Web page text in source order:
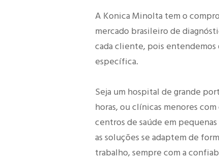
A Konica Minolta tem o
mercado brasileiro de
cada cliente, pois
específica.
Seja um hospital de grande
horas, ou clínicas menores
centros de saúde em
as soluções se adaptem de
trabalho, sempre com a